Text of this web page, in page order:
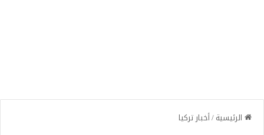
الرئيسية/أخبار تركيا